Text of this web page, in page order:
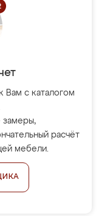
Вам с каталогом
замеры,
расчёт
мебели.